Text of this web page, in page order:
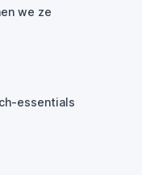
we ze
essentials